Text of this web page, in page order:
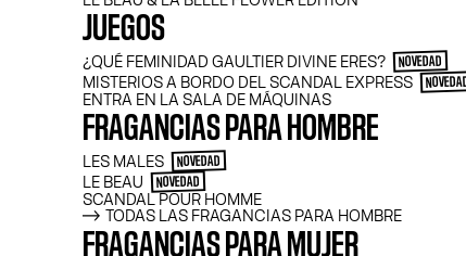
JUEGOS
¿QUÉ FEMINIDAD GAULTIER DIVINE ERES? NOVEDAD
MISTERIOS A BORDO DEL SCANDAL EXPRESS
ENTRA EN LA SALA DE MÁQUINAS
FRAGANCIAS PARA HOMBRE
LES MALES NOVEDAD
LE BEAU NOVEDAD
SCANDAL POUR HOMME
TODAS LAS FRAGANCIAS PARA HOMBRE
FRAGANCIAS PARA MUJER
Prolonga la estela olfativa de tu
la coronilla hasta la punta de los
en gel, en leche, en bruma… tantas
el baño como formas de darle placer a